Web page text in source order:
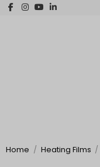
Home Heating Films